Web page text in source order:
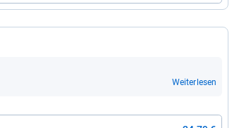
Weiterlesen